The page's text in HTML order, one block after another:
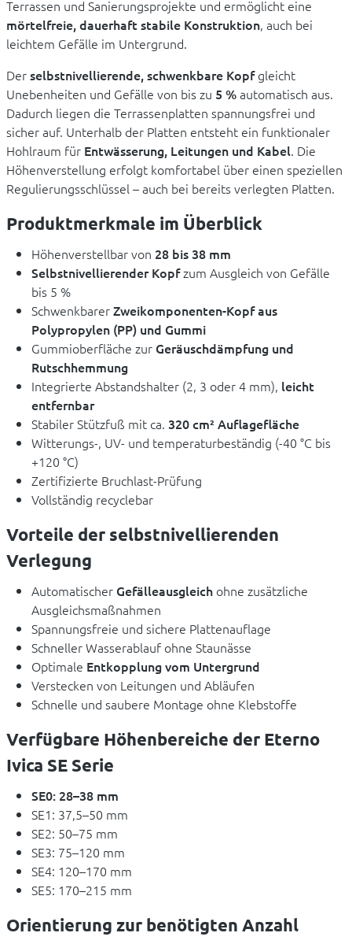
Terrassen und Sanierungsprojekte und ermöglicht eine
mörtelfreie, dauerhaft stabile Konstruktion, auch bei
leichtem Gefälle im Untergrund.
Derselbstnivellierende, schwenkbare Kopfgleicht
Unebenheiten und Gefälle von bis zu 5 %automatisch aus.
Dadurch liegen die Terrassenplatten spannungsfrei und
sicher auf. Unterhalb der Platten entsteht ein funktionaler
Hohlraum für Entwässerung, Leitungen und Kabel. Die
Höhenverstellung erfolgt komfortabel über einen speziellen
Regulierungsschlüssel – auch bei bereits verlegten Platten.
Produktmerkmale im Überblick
Höhenverstellbar von 28 bis 38 mm
Selbstnivellierender Kopfzum Ausgleich von Gefälle
bis 5 %
SchwenkbarerZweikomponenten-Kopf aus
Polypropylen (PP) und Gummi
Gummioberfläche zur Geräuschdämpfung und
Rutschhemmung
Integrierte Abstandshalter (2, 3 oder 4 mm), leicht
entfernbar
Stabiler Stützfuß mit ca. 320 cm² Auflagefläche
Witterungs-, UV- und temperaturbeständig (-40 °C bis
+120 °C)
Zertifizierte Bruchlast-Prüfung
Vollständig recyclebar
Vorteile der selbstnivellierenden
Verlegung
Automatischer Gefälleausgleich ohne zusätzliche
Ausgleichsmaßnahmen
Spannungsfreie und sichere Plattenauflage
Schneller Wasserablauf ohne Staunässe
Optimale Entkopplung vom Untergrund
Verstecken von Leitungen und Abläufen
Schnelle und saubere Montage ohne Klebstoffe
Verfügbare Höhenbereiche der Eterno
Ivica SE Serie
SE0: 28–38 mm
SE1: 37,5–50 mm
SE2: 50–75 mm
SE3: 75–120 mm
SE4: 120–170 mm
SE5: 170–215 mm
Orientierung zur benötigten Anzahl